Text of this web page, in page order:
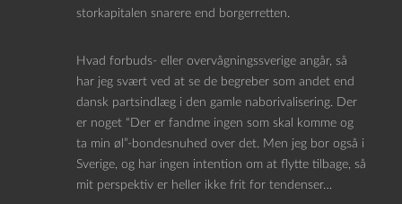
storkapitalen snarere end borgerretten.
Hvad forbuds- eller overvågningssverige angår, så
har jeg svært ved at se de begreber som andet end
dansk partsindlæg i den gamle naborivalisering. Der
er noget “Der er fandme ingen som skal komme og
ta min øl”-bondesnuhed over det. Men jeg bor også i
Sverige, og har ingen intention om at flytte tilbage, så
mit perspektiv er heller ikke frit for tendenser…